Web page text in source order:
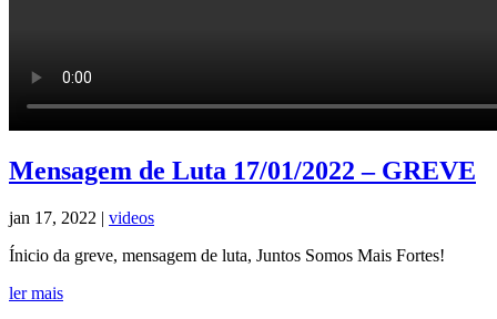
Mensagem de Luta 17/01/2022 – GREVE
jan 17, 2022 | videos
Ínicio da greve, mensagem de luta, Juntos Somos Mais Fortes!
ler mais